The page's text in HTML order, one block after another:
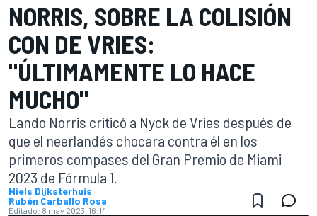
NORRIS, SOBRE LA COLISIÓN
CON DE VRIES:
"ÚLTIMAMENTE LO HACE
MUCHO"
Lando Norris criticó a Nyck de Vries después de
que el neerlandés chocara contra él en los
primeros compases del Gran Premio de Miami
2023 de Fórmula 1.
Niels Dijksterhuis
Rubén Carballo Rosa
Editado: 8 may 2023, 16:14